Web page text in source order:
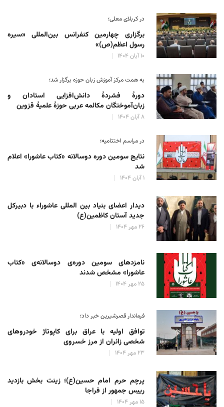
در کربلای معلی؛
برگزاری چهارمین کنفرانس بین‌المللی «سیره
رسول اعظم(ص)»
۱۰ آبان ۱۴۰۴
به همت مرکز آموزش زبان حوزه‌ برگزار شد؛
دورهٔ فشردهٔ دانش‌افزایی استادان و
زبان‌آموختگان مکالمه عربی حوزهٔ علمیهٔ قزوین
۸ آبان ۱۴۰۴
در مراسم اختتامیه؛
نتایج سومین دوره‌ دوسالانه‌ «کتاب عاشورا» اعلام
شد
۱ آبان ۱۴۰۴
دیدار اعضای بنیاد بین المللی عاشوراء با دبیرکل
جدید آستان کاظمین(ع)
۲۶ مهر ۱۴۰۴
نامزدهای سومین دوره‌ی دوسالانه‌ی «کتاب
عاشورا» مشخص شدند
۲۵ مهر ۱۴۰۴
فرماندار قصرشیرین خبر داد؛
توافق اولیه با عراق برای کاپوتاژ خودروهای
شخصی زائران از مرز خسروی
۲۳ مهر ۱۴۰۴
پرچم حرم امام حسین(ع)؛ زینت بخش بازدید
رییس جمهور از فراجا
۱۵ مهر ۱۴۰۴